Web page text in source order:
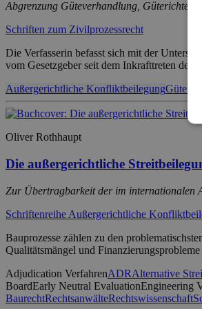
Abgrenzung Güteverhandlung,
Schriften zum Zivilprozessrecht
Die Verfasserin befasst sich mit der
vom Gesetzgeber seit dem Inkrafttreten des
Außergerichtliche Konfliktbeilegung
Oliver Rothhaupt
Die außergerichtliche
Zur Übertragbarkeit der im internationalen
Schriftenreihe Außergerichtliche
Bauprozesse zählen zu den
Qualitätsmängel und
Adjudication VerfahrenADRAlternative
BoardEarly Neutral EvaluationEngineering
BaurechtRechtsanwälteRechtswissenschaft